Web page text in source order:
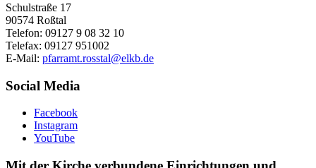
Schulstraße 17
90574 Roßtal
Telefon: 09127 9 08 32 10
Telefax: 09127 951002
E-Mail: pfarramt.rosstal@elkb.de
Social Media
Facebook
Instagram
YouTube